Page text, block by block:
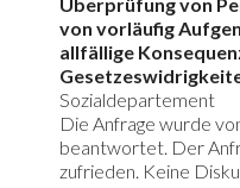
Überprüfung von
von vorläufig
allfällige
Sozialdepartement
Die Anfrage wurde
beantwortet. Der
zufrieden. Keine